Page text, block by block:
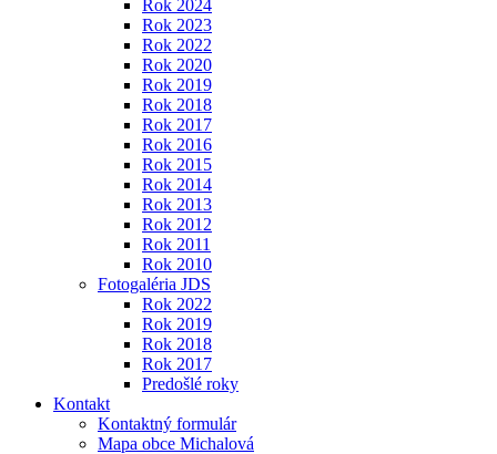
Rok 2024
Rok 2023
Rok 2022
Rok 2020
Rok 2019
Rok 2018
Rok 2017
Rok 2016
Rok 2015
Rok 2014
Rok 2013
Rok 2012
Rok 2011
Rok 2010
Fotogaléria JDS
Rok 2022
Rok 2019
Rok 2018
Rok 2017
Predošlé roky
Kontakt
Kontaktný formulár
Mapa obce Michalová